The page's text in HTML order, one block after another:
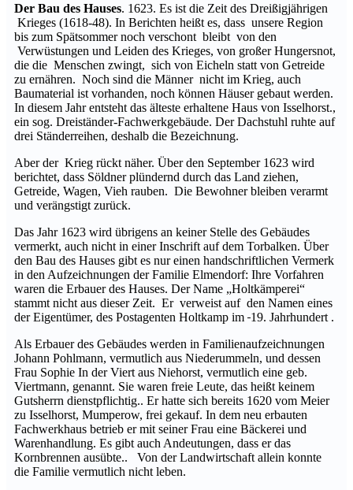
Der Bau des Hauses. 1623. Es ist die Zeit des Dreißigjährigen
Krieges (1618-48). In Berichten heißt es, dass unsere Region
bis zum Spätsommer noch verschont bleibt von den
Verwüstungen und Leiden des Krieges, von großer Hungersnot,
die die Menschen zwingt, sich von Eicheln statt von Getreide
zu ernähren. Noch sind die Männer nicht im Krieg, auch
Baumaterial ist vorhanden, noch können Häuser gebaut werden.
In diesem Jahr entsteht das älteste erhaltene Haus von Isselhorst.,
ein sog. Dreiständer-Fachwerkgebäude. Der Dachstuhl ruhte auf
drei Ständerreihen, deshalb die Bezeichnung.
Aber der Krieg rückt näher. Über den September 1623 wird
berichtet, dass Söldner plündernd durch das Land ziehen,
Getreide, Wagen, Vieh rauben. Die Bewohner bleiben verarmt
und verängstigt zurück.
Das Jahr 1623 wird übrigens an keiner Stelle des Gebäudes
vermerkt, auch nicht in einer Inschrift auf dem Torbalken. Über
den Bau des Hauses gibt es nur einen handschriftlichen Vermerk
in den Aufzeichnungen der Familie Elmendorf: Ihre Vorfahren
waren die Erbauer des Hauses. Der Name „Holtkämperei“
stammt nicht aus dieser Zeit. Er verweist auf den Namen eines
der Eigentümer, des Postagenten Holtkamp im 19. Jahrhundert .
Als Erbauer des Gebäudes werden in Familienaufzeichnungen
Johann Pohlmann, vermutlich aus Niederummeln, und dessen
Frau Sophie In der Viert aus Niehorst, vermutlich eine geb.
Viertmann, genannt. Sie waren freie Leute, das heißt keinem
Gutsherrn dienstpflichtig.. Er hatte sich bereits 1620 vom Meier
zu Isselhorst, Mumperow, frei gekauf. In dem neu erbauten
Fachwerkhaus betrieb er mit seiner Frau eine Bäckerei und
Warenhandlung. Es gibt auch Andeutungen, dass er das
Kornbrennen ausübte.. Von der Landwirtschaft allein konnte
die Familie vermutlich nicht leben.